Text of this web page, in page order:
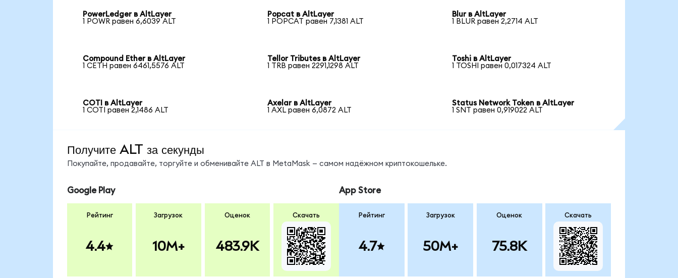
PowerLedger в AltLayer
1 POWR равен 6,6039 ALT
Popcat в AltLayer
1 POPCAT равен 7,1381 ALT
Blur в AltLayer
1 BLUR равен 2,2714 ALT
Compound Ether в AltLayer
1 CETH равен 6461,5576 ALT
Tellor Tributes в AltLayer
1 TRB равен 2291,1298 ALT
Toshi в AltLayer
1 TOSHI равен 0,017324 ALT
COTI в AltLayer
1 COTI равен 2,1486 ALT
Axelar в AltLayer
1 AXL равен 6,0872 ALT
Status Network Token в AltLayer
1 SNT равен 0,919022 ALT
Получите ALT за секунды
Покупайте, продавайте, торгуйте и обменивайте ALT в MetaMask — самом надёжном криптокошельке.
Google Play
Рейтинг
4.4
Загрузок
10M+
Оценок
483.9K
Скачать
App Store
Рейтинг
4.7
Загрузок
50M+
Оценок
75.8K
Скачать